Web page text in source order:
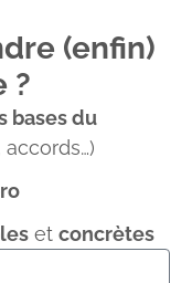
(enfin)
?
bases du
et concrètes